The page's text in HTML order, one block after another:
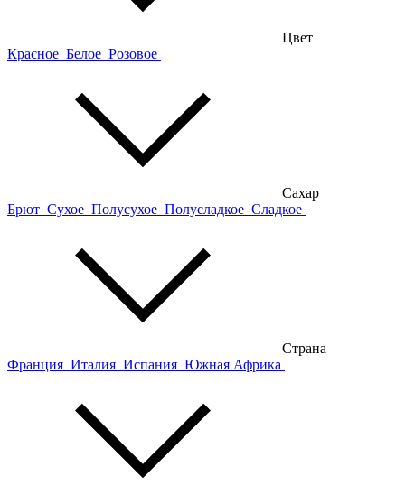
Цвет
Красное Белое Розовое
Сахар
Брют Сухое Полусухое Полусладкое Сладкое
Страна
Франция Италия Испания Южная Африка